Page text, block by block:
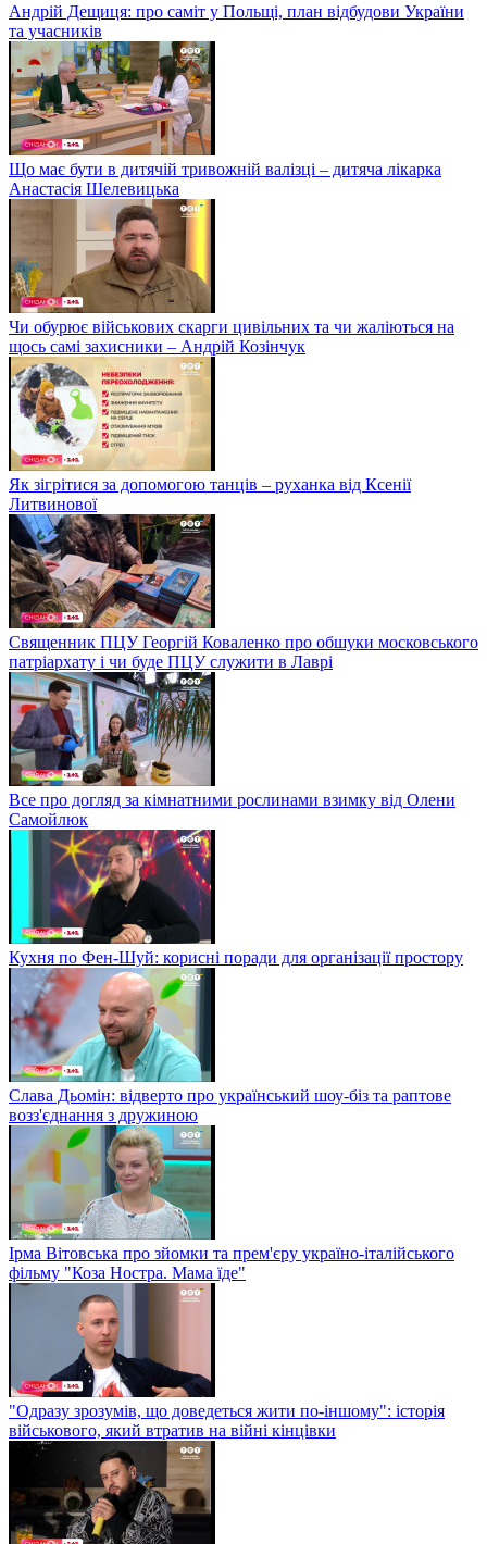
Андрій Дещиця: про саміт у Польщі, план відбудови України
та учасників
Що має бути в дитячій тривожній валізці – дитяча лікарка
Анастасія Шелевицька
Чи обурює військових скарги цивільних та чи жаліються на
щось самі захисники – Андрій Козінчук
Як зігрітися за допомогою танців – руханка від Ксенії
Литвинової
Священник ПЦУ Георгій Коваленко про обшуки московського
патріархату і чи буде ПЦУ служити в Лаврі
Все про догляд за кімнатними рослинами взимку від Олени
Самойлюк
Кухня по Фен-Шуй: корисні поради для організації простору
Слава Дьомін: відверто про український шоу-біз та раптове
возз'єднання з дружиною
Ірма Вітовська про зйомки та прем'єру україно-італійського
фільму "Коза Ностра. Мама їде"
"Одразу зрозумів, що доведеться жити по-іншому": історія
військового, який втратив на війні кінцівки